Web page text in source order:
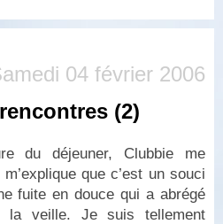
04 février 2006
(2)
du déjeuner, Clubbie me
que c’est un souci
fuite en douce qui a abrégé
la veille. Je suis tellement